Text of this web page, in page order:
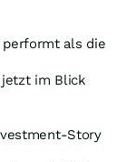
performt als die
jetzt im Blick
Story